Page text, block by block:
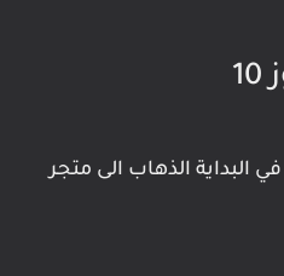
للتطبيقات في متجر ويندوز 10 يجب عليك في البداية الذهاب الى متجر